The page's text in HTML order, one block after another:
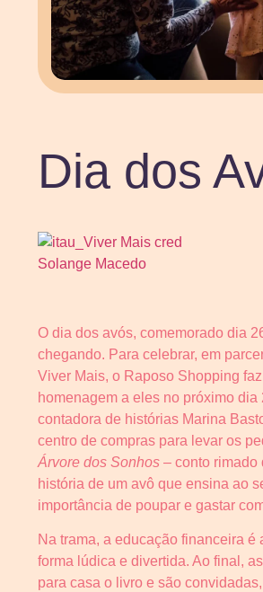
Dia dos
O dia dos avós, comemorado dia
chegando. Para celebrar, em
Viver Mais, o Raposo Shopping
homenagem a eles no próximo dia
contadora de histórias Marina
centro de compras para levar os
Árvore dos Sonhos – conto rimado
história de um avô que ensina ao
importância de poupar e gastar
Na trama, a educação financeira é
forma lúdica e divertida. Ao final,
para casa o livro e são